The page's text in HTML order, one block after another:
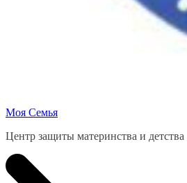
Моя Семья
Центр защиты материнства и детства